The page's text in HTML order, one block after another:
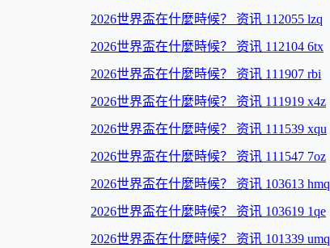
2026世界盃在什麼時候？ 资讯 112055 lzq
2026世界盃在什麼時候？ 资讯 112104 6tx
2026世界盃在什麼時候？ 资讯 111907 rbi
2026世界盃在什麼時候？ 资讯 111919 x4z
2026世界盃在什麼時候？ 资讯 111539 xqu
2026世界盃在什麼時候？ 资讯 111547 7oz
2026世界盃在什麼時候？ 资讯 103613 hmq
2026世界盃在什麼時候？ 资讯 103619 1qe
2026世界盃在什麼時候？ 资讯 101339 umq